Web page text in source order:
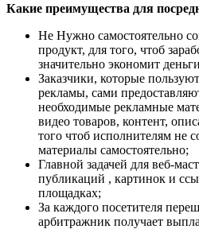
Какие преимущества для
Не Нужно самостоятельно
продукт, для того, чтоб
значительно экономит
Заказчики, которые
рекламы, сами
необходимые рекламные
видео товаров, контент,
того чтоб исполнителям не
материалы самостоятельно;
Главной задачей для веб-
публикаций , картинок и
площадках;
За каждого посетителя
арбитражник получает